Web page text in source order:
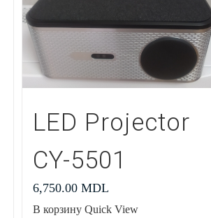
LED Projector
CY-5501
6,750.00MDL
В корзину Quick View